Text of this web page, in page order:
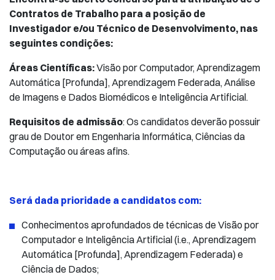
Contratos de Trabalho para a posição de
Investigador e/ou Técnico de Desenvolvimento, nas
seguintes condições:
Áreas Científicas:Visão por Computador, Aprendizagem
Automática [Profunda], Aprendizagem Federada, Análise
de Imagens e Dados Biomédicos e Inteligência Artificial.
Requisitos de admissão: Os candidatos deverão possuir
grau de Doutor em Engenharia Informática, Ciências da
Computação ou áreas afins.
Será dada prioridade a candidatos com:
Conhecimentos aprofundados de técnicas de Visão por
Computador e Inteligência Artificial (i.e., Aprendizagem
Automática [Profunda], Aprendizagem Federada) e
Ciência de Dados;